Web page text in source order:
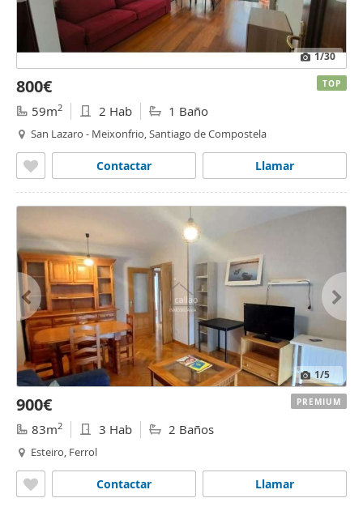
1/30
800€
59m2 2 Hab 1 Baño
San Lazaro - Meixonfrio, Santiago de Compostela
Llamar
Contactar
TOP
1/5
900€
83m2 3 Hab 2 Baños
Esteiro, Ferrol
Llamar
Contactar
PREMIUM